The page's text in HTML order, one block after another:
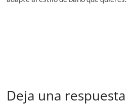
Deja una respuesta